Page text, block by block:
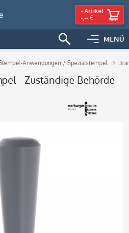
MENÜ
- Artikel
-,-- €
Anwendungen / Spezialstempel
- Zuständige Behörde